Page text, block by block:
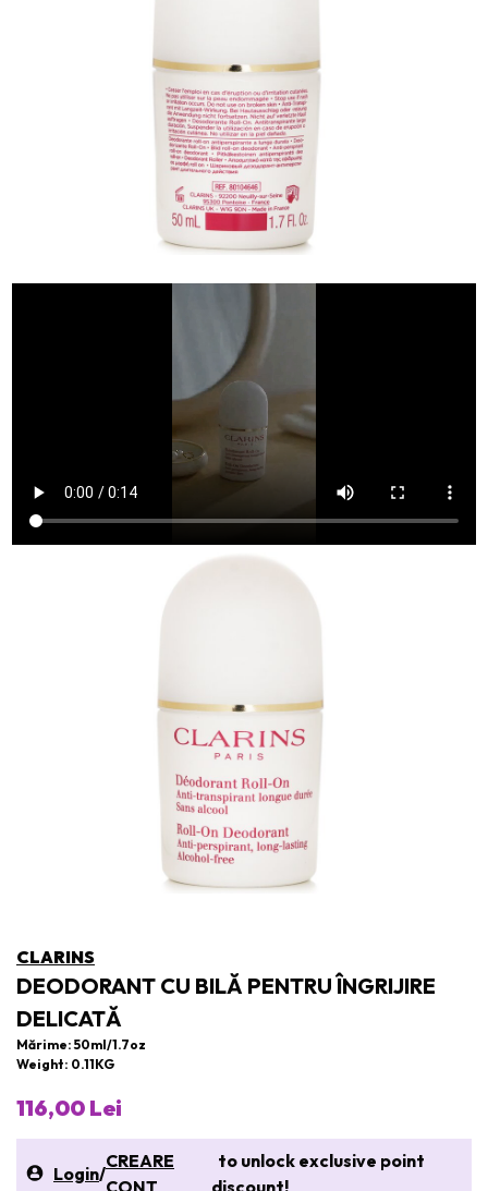
CLARINS
DEODORANT CU BILĂ PENTRU ÎNGRIJIRE
DELICATĂ
Mărime: 50ml/1.7oz
Weight: 0.11KG
116,00 Lei
Login/
CREARE
CONT
to unlock exclusive point
discount!